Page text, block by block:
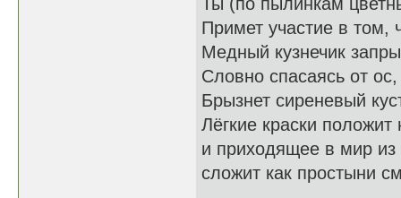
Примет участие в том,
Медный кузнечик
Словно спасаясь от
Брызнет сиреневый
Лёгкие краски
и приходящее в мир из
сложит как простыни